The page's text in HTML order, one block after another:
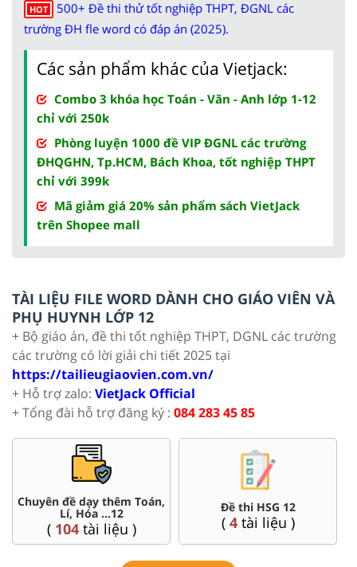
HOT
500+ Đề thi thử tốt nghiệp THPT, ĐGNL các
trường ĐH fle word có đáp án (2025).
Các sản phẩm khác của Vietjack:
Combo 3 khóa học Toán - Văn - Anh lớp 1-12
chỉ với 250k
Phòng luyện 1000 đề VIP ĐGNL các trường
ĐHQGHN, Tp.HCM, Bách Khoa, tốt nghiệp THPT
chỉ với 399k
Mã giảm giá 20% sản phẩm sách VietJack
trên Shopee mall
TÀI LIỆU FILE WORD DÀNH CHO GIÁO VIÊN VÀ
PHỤ HUYNH LỚP 12
+ Bộ giáo án, đề thi tốt nghiệp THPT, DGNL các trường
các trường có lời giải chi tiết 2025 tại
https://tailieugiaovien.com.vn/
+ Hỗ trợ zalo: VietJack Official
+ Tổng đài hỗ trợ đăng ký : 084 283 45 85
Chuyên đề dạy thêm Toán,
Lí, Hóa ...12
( 104tài liệu )
Đề thi HSG 12
( 4tài liệu )